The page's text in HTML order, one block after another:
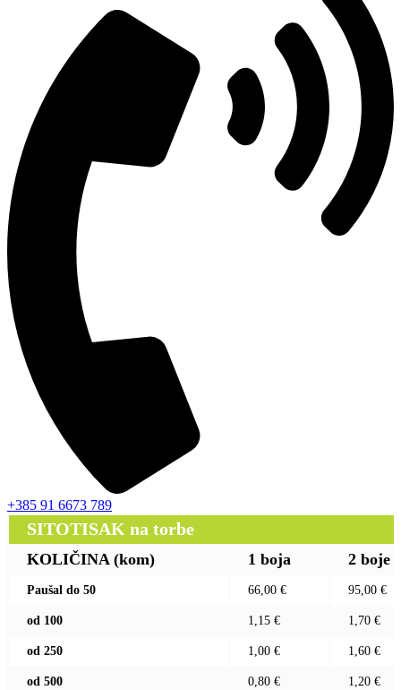
+385 91 6673 789
SITOTISAK na torbe
KOLIČINA (kom) 1 boja 2 boje
Paušal do 50 66,00 € 95,00 €
od 100 1,15 € 1,70 €
od 250 1,00 € 1,60 €
od 500 0,80 € 1,20 €